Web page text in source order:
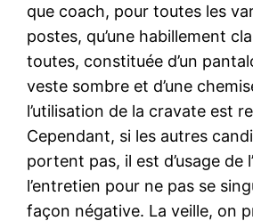
que coach, pour toutes les
postes, qu’une habillement
toutes, constituée d’un
veste sombre et d’une
l’utilisation de la cravate est
Cependant, si les autres
portent pas, il est d’usage de
l’entretien pour ne pas se
façon négative. La veille, on